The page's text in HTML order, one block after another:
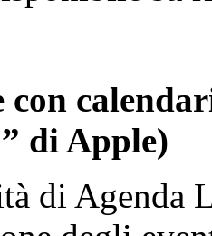
di Apple)
di Agenda